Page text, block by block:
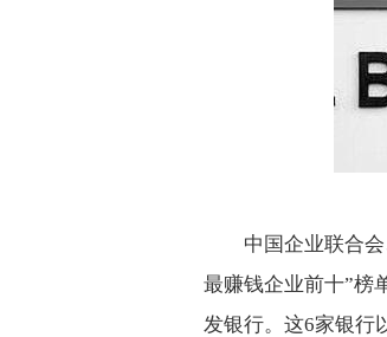
中国企业联合
最赚钱企业前十”榜
发银行。这6家银行